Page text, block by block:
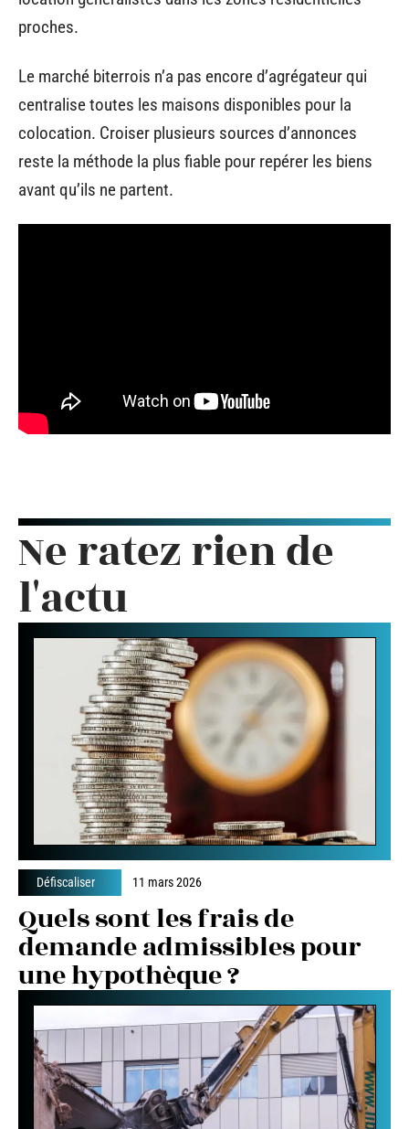
proches.
Le marché biterrois n’a pas encore d’agrégateur qui
centralise toutes les maisons disponibles pour la
colocation. Croiser plusieurs sources d’annonces
reste la méthode la plus fiable pour repérer les biens
avant qu’ils ne partent.
Ne ratez rien de
l'actu
Défiscaliser 11 mars 2026
Quels sont les frais de
demande admissibles pour
une hypothèque ?